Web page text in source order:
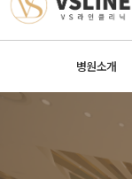
병원소개